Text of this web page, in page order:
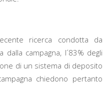
ricerca condotta da
campagna, l´83% degli
di un sistema di deposito
chiedono pertanto